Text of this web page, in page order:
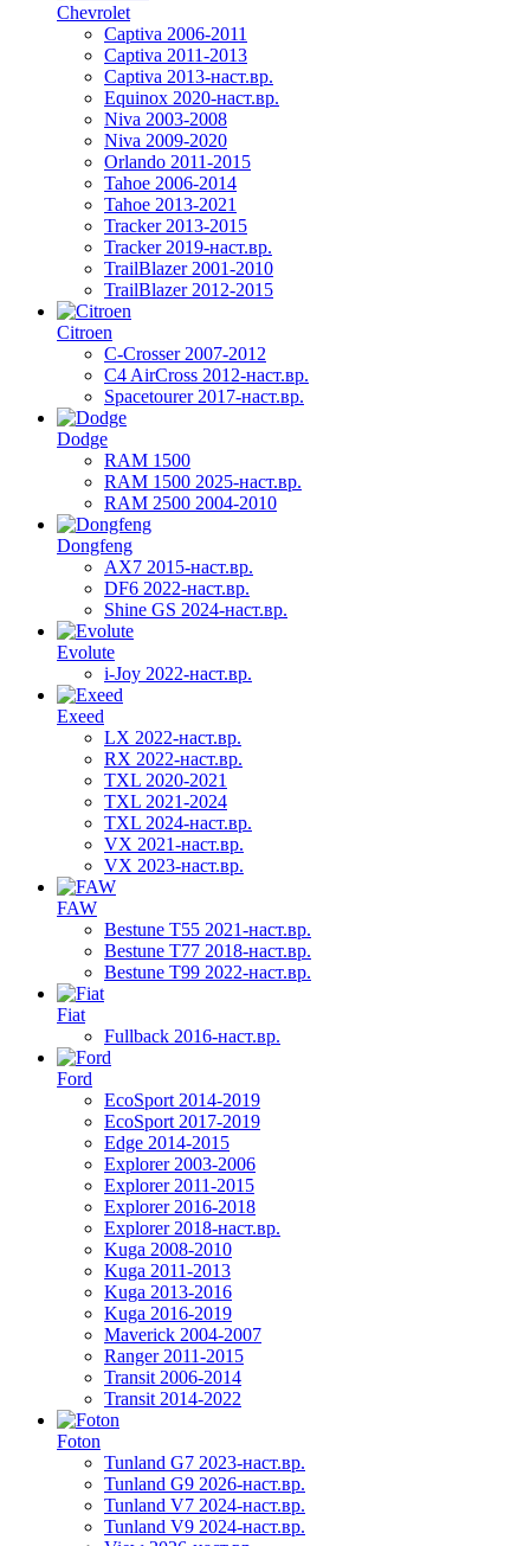
Chevrolet
Captiva 2006-2011
Captiva 2011-2013
Captiva 2013-наст.вр.
Equinox 2020-наст.вр.
Niva 2003-2008
Niva 2009-2020
Orlando 2011-2015
Tahoe 2006-2014
Tahoe 2013-2021
Tracker 2013-2015
Tracker 2019-наст.вр.
TrailBlazer 2001-2010
TrailBlazer 2012-2015
Citroen
C-Crosser 2007-2012
C4 AirCross 2012-наст.вр.
Spacetourer 2017-наст.вр.
Dodge
RAM 1500
RAM 1500 2025-наст.вр.
RAM 2500 2004-2010
Dongfeng
AX7 2015-наст.вр.
DF6 2022-наст.вр.
Shine GS 2024-наст.вр.
Evolute
i-Joy 2022-наст.вр.
Exeed
LX 2022-наст.вр.
RX 2022-наст.вр.
TXL 2020-2021
TXL 2021-2024
TXL 2024-наст.вр.
VX 2021-наст.вр.
VX 2023-наст.вр.
FAW
Bestune T55 2021-наст.вр.
Bestune T77 2018-наст.вр.
Bestune T99 2022-наст.вр.
Fiat
Fullback 2016-наст.вр.
Ford
EcoSport 2014-2019
EcoSport 2017-2019
Edge 2014-2015
Explorer 2003-2006
Explorer 2011-2015
Explorer 2016-2018
Explorer 2018-наст.вр.
Kuga 2008-2010
Kuga 2011-2013
Kuga 2013-2016
Kuga 2016-2019
Maverick 2004-2007
Ranger 2011-2015
Transit 2006-2014
Transit 2014-2022
Foton
Tunland G7 2023-наст.вр.
Tunland G9 2026-наст.вр.
Tunland V7 2024-наст.вр.
Tunland V9 2024-наст.вр.